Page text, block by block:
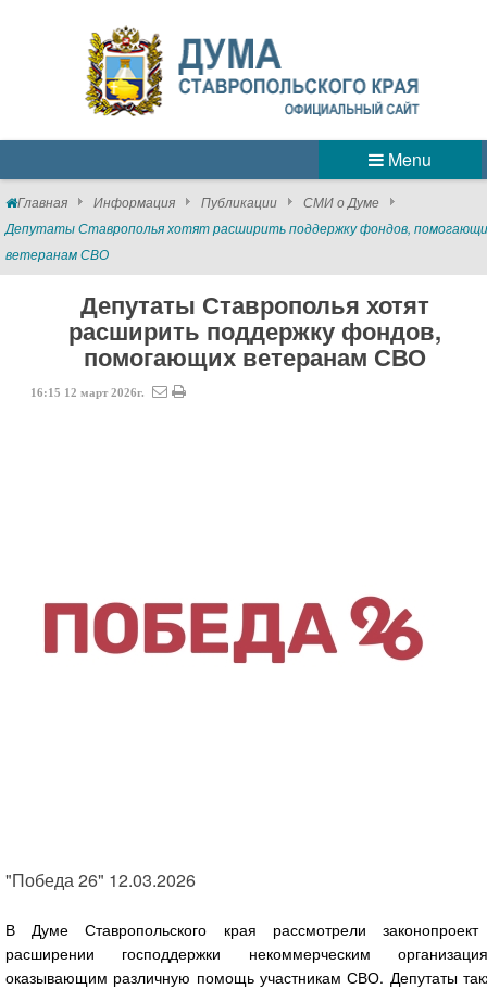
Menu
Главная Информация Публикации
СМИ о Думе
Депутаты Ставрополья хотят расширить поддержку фондов,
ветеранам СВО
Депутаты Ставрополья хотят
расширить поддержку фондов,
помогающих ветеранам СВО
16:15 12 март 2026г.
"Победа 26" 12.03.2026
В Думе Ставропольского края рассмотрели
расширении господдержки некоммерческим
оказывающим различную помощь участникам СВО. Депутаты